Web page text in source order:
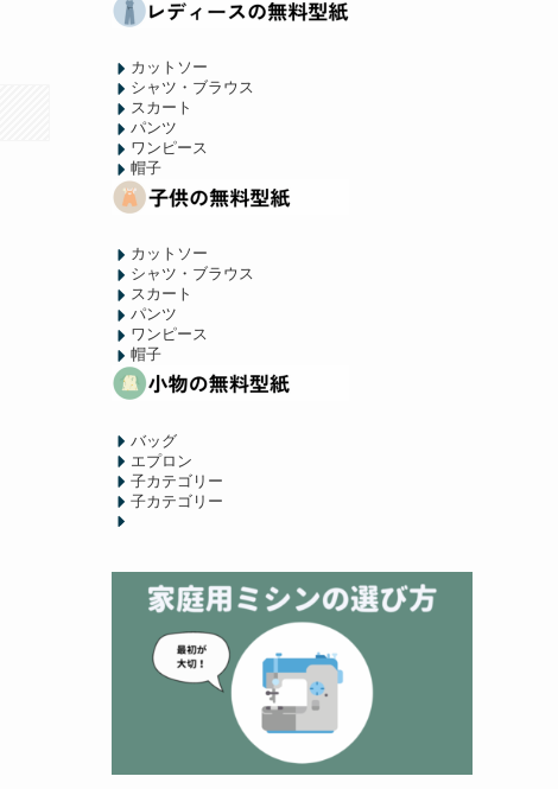
カットソー
シャツ・ブラウス
スカート
パンツ
ワンピース
帽子
カットソー
シャツ・ブラウス
スカート
パンツ
ワンピース
帽子
バッグ
エプロン
子カテゴリー
子カテゴリー